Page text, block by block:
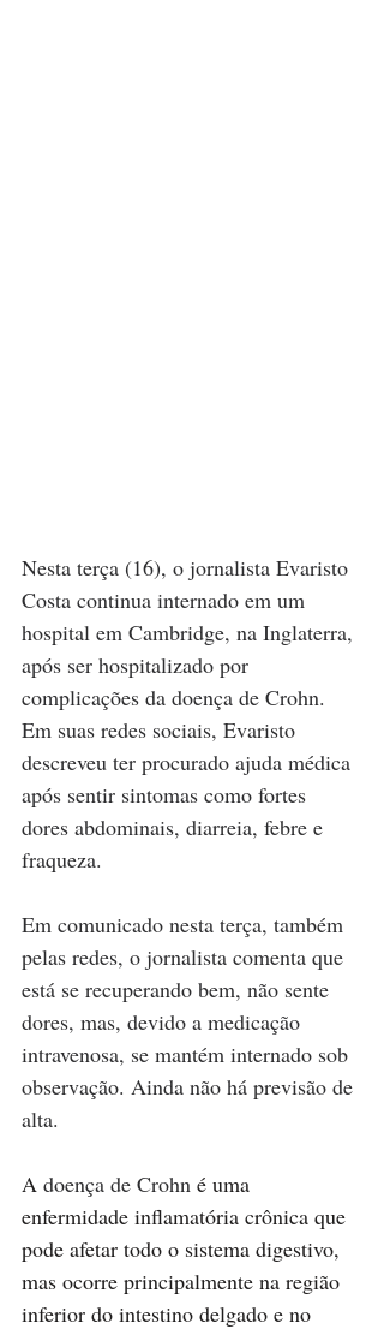
Nesta terça (16), o jornalista Evaristo
Costa continua internado em um
hospital em Cambridge, na Inglaterra,
após ser hospitalizado por
complicações da doença de Crohn.
Em suas redes sociais, Evaristo
descreveu ter procurado ajuda médica
após sentir sintomas como fortes
dores abdominais, diarreia, febre e
fraqueza.
Em comunicado nesta terça, também
pelas redes, o jornalista comenta que
está se recuperando bem, não sente
dores, mas, devido a medicação
intravenosa, se mantém internado sob
observação. Ainda não há previsão de
alta.
A doença de Crohn é uma
enfermidade inflamatória crônica que
pode afetar todo o sistema digestivo,
mas ocorre principalmente na região
inferior do intestino delgado e no